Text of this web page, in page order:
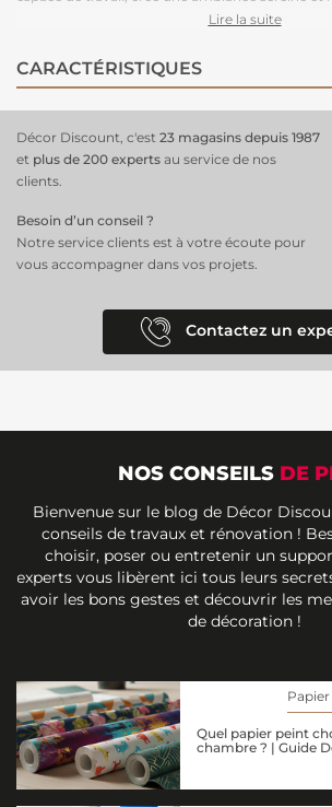
et pins aux teintes de vert, d'ocre et de gris se
aquarellé légèrement bleuté. Cette composition
transforme votre mur en une véritable
, il offre profondeur et
Lire la suite
CARACTÉRISTIQUES
Décor Discount, c'est 23 magasins depuis 1987
et plus de 200 experts au service de nos
clients.
Besoin d’un conseil ?
Notre service clients est à votre écoute pour
vous accompagner dans vos projets.
Contactez un
NOS CONSEILS DE
Bienvenue sur le blog de Décor
conseils de travaux et rénovation !
choisir, poser ou entretenir un
experts vous libèrent ici tous leurs
avoir les bons gestes et découvrir les
de décoration !
Quel papier peint
chambre ? | Guide